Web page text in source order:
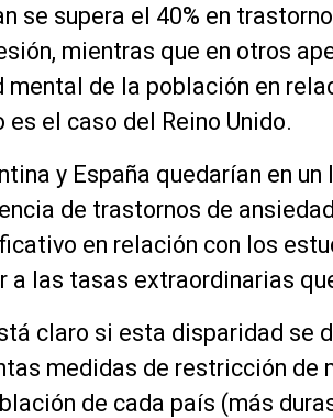
se supera el 40% en
mientras que en otros
mental de la población en
es el caso del Reino Unido.
y España quedarían en
de trastornos de
en relación con los
a las tasas extraordinarias
claro si esta disparidad se
medidas de restricción de
de cada país (más